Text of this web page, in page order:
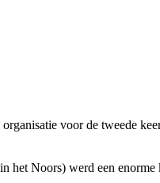
voor de tweede
het Noors) werd een enorme